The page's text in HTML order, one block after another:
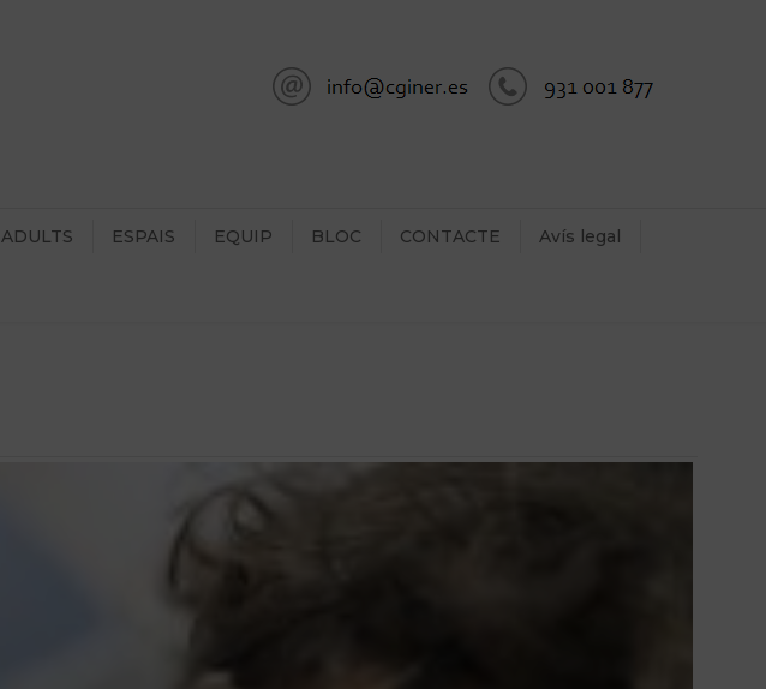
ADULTS ESPAIS EQUIP BLOC CONTACTE Avís legal